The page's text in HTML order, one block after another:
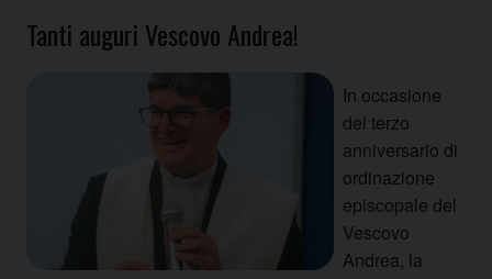
Tanti auguri Vescovo Andrea!
In occasione
del terzo
anniversario di
ordinazione
episcopale del
Vescovo
Andrea, la